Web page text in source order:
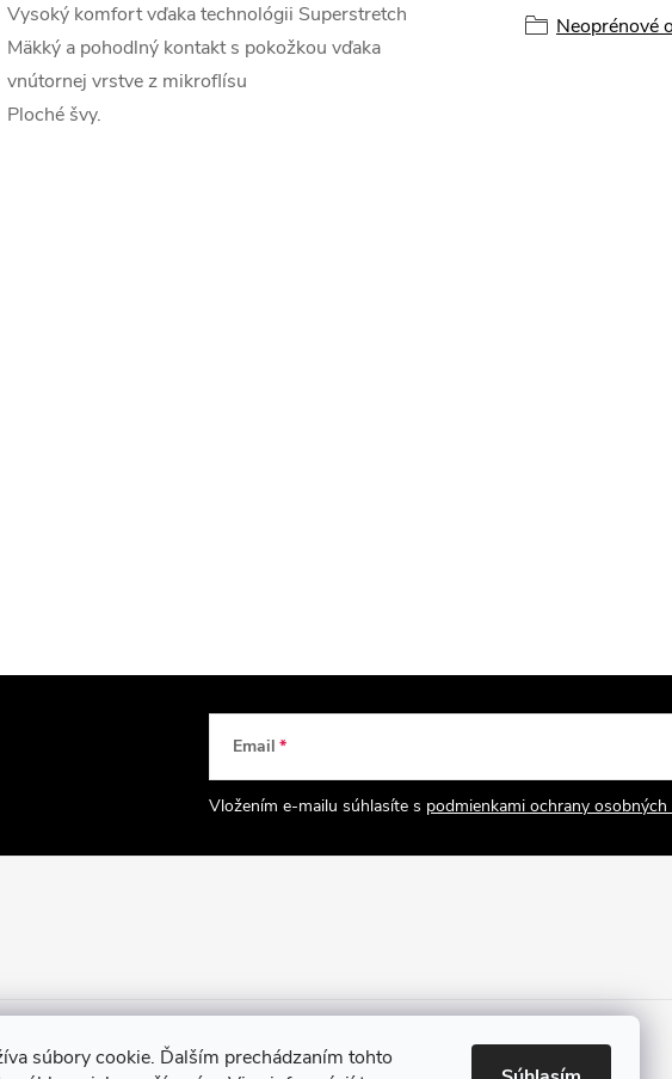
súbory cookie. Ďalším prechádzaním tohto
Vysoký komfort vďaka technológii Superstretch
Mäkký a pohodlný kontakt s pokožkou vďaka
vnútornej vrstve z mikroflísu
Ploché švy.
Neoprénové
Email
Vložením e-mailu súhlasíte s podmienkami ochrany osobných